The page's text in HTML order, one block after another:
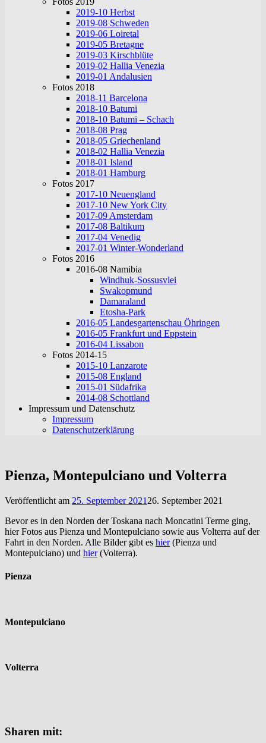
2019-10 Herbst
2019-08 Schweden
2019-06 Loiretal
2019-05 Bretagne
2019-03 Kirschblüte
2019-02 Hallia Venezia
2019-01 Andalusien
Fotos 2018
2018-11 Barcelona
2018-10 Batumi
2018-10 Batumi – Schach
2018-08 Prag
2018-05 Griechenland
2018-02 Hallia Venezia
2018-01 Island
2018-01 Hamburg
Fotos 2017
2017-10 Neuengland
2017-10 New York City
2017-09 Amsterdam
2017-08 Baltikum
2017-04 Venedig
2017-01 Winter-Wonderland
Fotos 2016
2016-08 Namibia
Windhuk-Sossusvlei
Swakopmund
Damaraland
Etosha-Park
2016-05 Landesgartenschau Öhringen
2016-05 Frankfurt und Eppstein
2016-04 Lissabon
Fotos 2014-15
2015-10 Lanzarote
2015-08 England
2015-01 Südafrika
2014-08 Schottland
Impressum und Datenschutz
Impressum
Datenschutzerklärung
Pienza, Montepulciano und Volterra
Veröffentlicht am 25. September 2021 26. September 2021
Bevor es in den Norden der Toskana nach Moncatini Terme ging,
hier Fotos aus Pienza und Montepulciano sowie aus Volterra auf der
Fahrt in den Norden. Alle Bilder gibt es hier(Pienza und
Montepulciano) und hier(Volterra).
Pienza
Montepulciano
Volterra
Sharen mit: